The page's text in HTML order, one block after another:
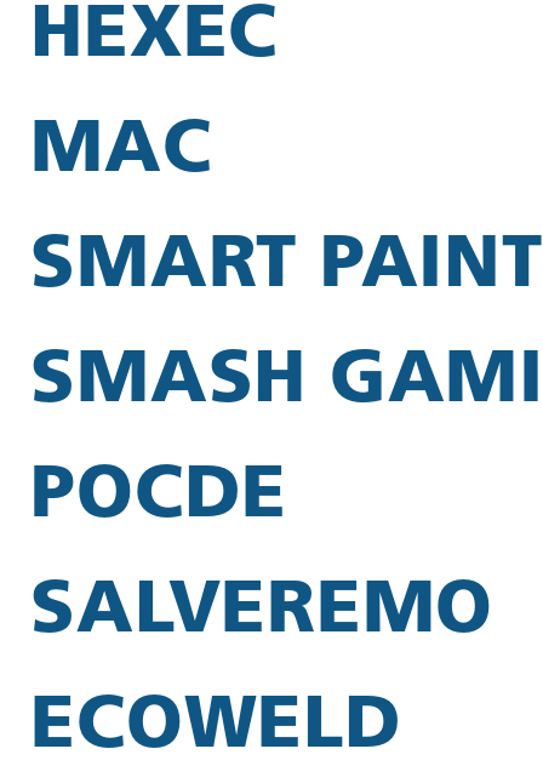
HEXEC
MAC
SMART PAINT
SMASH
POCDE
SALVEREMO
ECOWELD